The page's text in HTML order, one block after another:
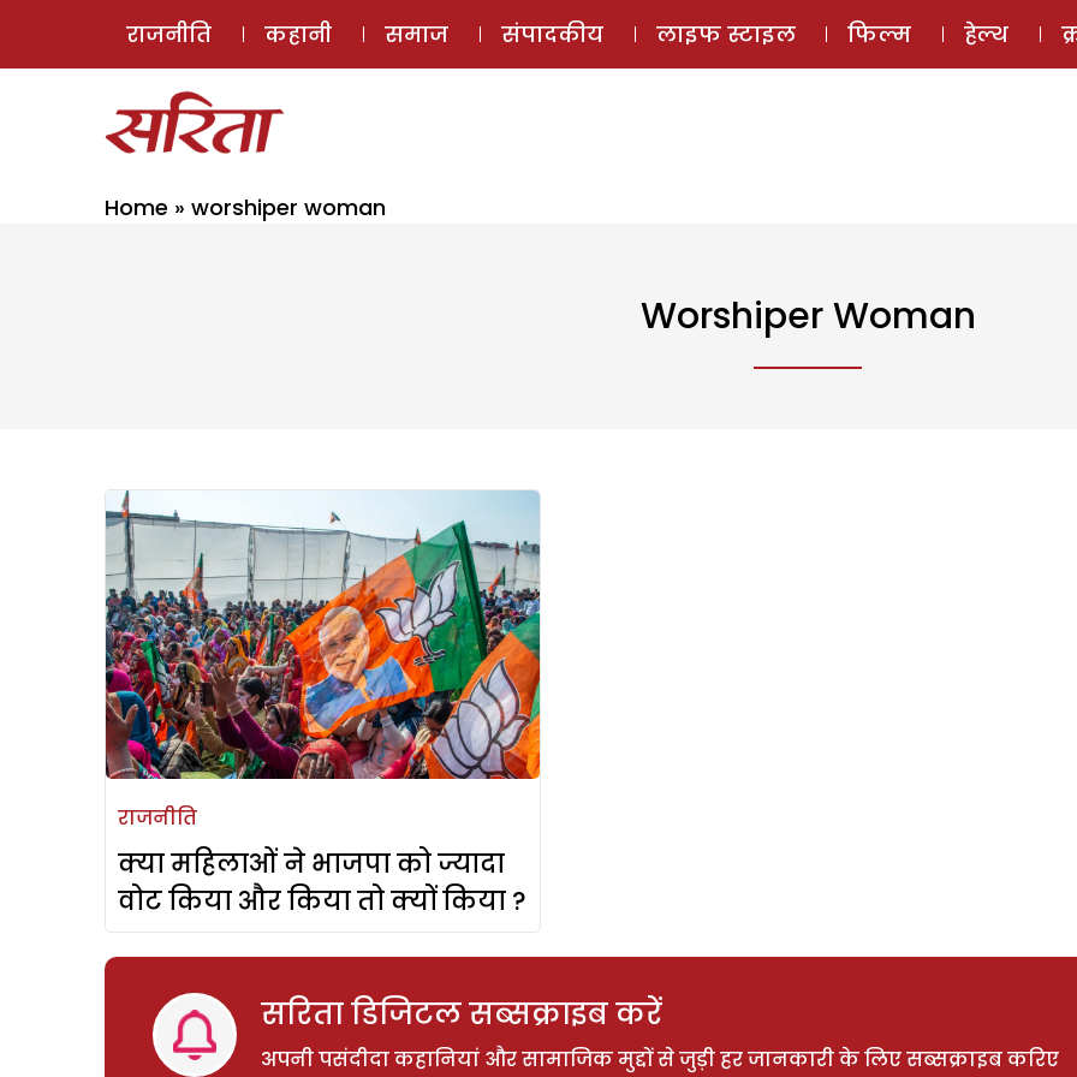
ई-मैगज़ीन
राजनीति कहानी समाज संपादकीय लाइफ स्टाइल फिल्म हेल्थ
Home » worshiper woman
Worshiper Woman
राजनीति
क्या महिलाओं ने भाजपा को ज्यादा
वोट किया और किया तो क्यों किया ?
सरिता डिजिटल सब्सक्राइब करें
अपनी पसंदीदा कहानियां और सामाजिक मुद्दों से जुड़ी हर जानकारी के लिए सब्सक्राइब करिए